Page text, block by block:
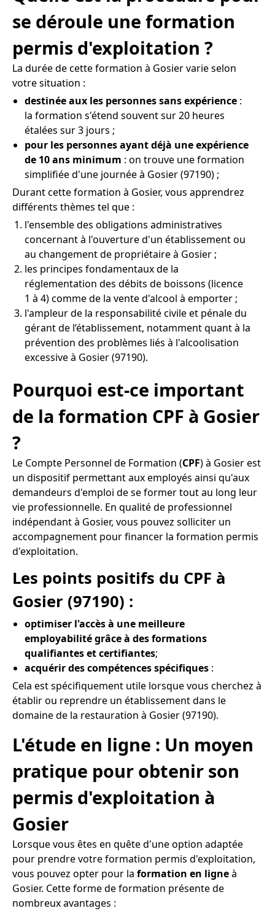
se déroule une formation
permis d'exploitation ?
La durée de cette formation à Gosier varie selon
votre situation :
destinée aux les personnes sans expérience :
la formation s'étend souvent sur 20 heures
étalées sur 3 jours ;
pour les personnes ayant déjà une expérience
de 10 ans minimum : on trouve une formation
simplifiée d'une journée à Gosier (97190) ;
Durant cette formation à Gosier, vous apprendrez
différents thèmes tel que :
l'ensemble des obligations administratives
concernant à l'ouverture d'un établissement ou
au changement de propriétaire à Gosier ;
les principes fondamentaux de la
réglementation des débits de boissons (licence
1 à 4) comme de la vente d'alcool à emporter ;
l'ampleur de la responsabilité civile et pénale du
gérant de l’établissement, notamment quant à la
prévention des problèmes liés à l'alcoolisation
excessive à Gosier (97190).
Pourquoi est-ce important
de la formation CPF à Gosier
?
Le Compte Personnel de Formation (CPF) à Gosier est
un dispositif permettant aux employés ainsi qu'aux
demandeurs d'emploi de se former tout au long leur
vie professionnelle. En qualité de professionnel
indépendant à Gosier, vous pouvez solliciter un
accompagnement pour financer la formation permis
d'exploitation.
Les points positifs du CPF à
Gosier (97190) :
optimiser l'accès à une meilleure
employabilité grâce à des formations
qualifiantes et certifiantes;
acquérir des compétences spécifiques :
Cela est spécifiquement utile lorsque vous cherchez à
établir ou reprendre un établissement dans le
domaine de la restauration à Gosier (97190).
L'étude en ligne : Un moyen
pratique pour obtenir son
permis d'exploitation à
Gosier
Lorsque vous êtes en quête d'une option adaptée
pour prendre votre formation permis d'exploitation,
vous pouvez opter pour la formation en ligneà
Gosier. Cette forme de formation présente de
nombreux avantages :